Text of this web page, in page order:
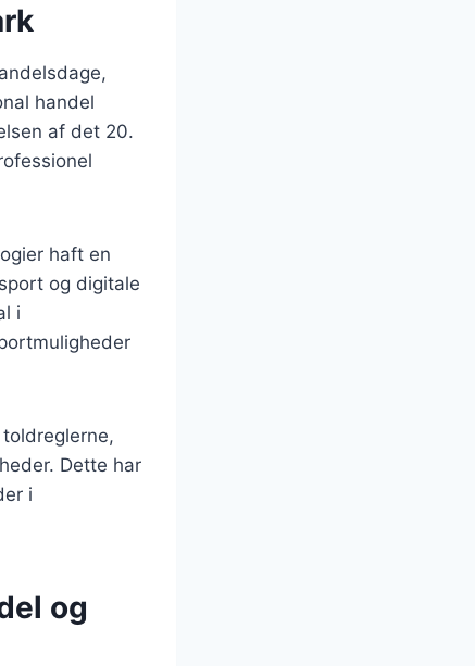
handel
af det 20.
haft en
og digitale
i
Dette har
i
og